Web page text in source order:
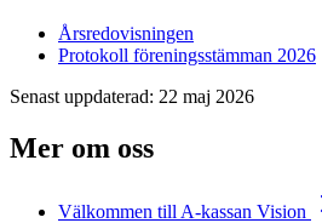
Årsredovisningen
Protokoll föreningsstämman 2026
Senast uppdaterad: 22 maj 2026
Mer om oss
Välkommen till A-kassan Vision